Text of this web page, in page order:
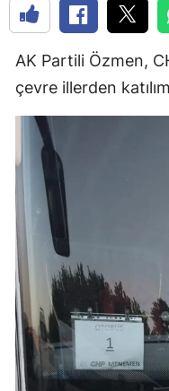
AK Partili Özmen,
çevre illerden